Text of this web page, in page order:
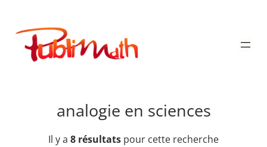
contenu
Publimath
analogie en sciences
Il y a 8 résultats pour cette recherche